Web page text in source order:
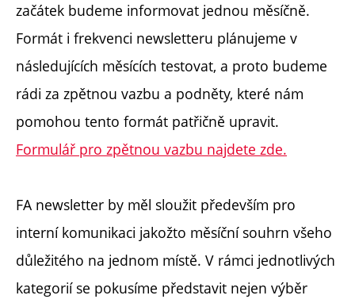
začátek budeme informovat jednou měsíčně.
Formát i frekvenci newsletteru plánujeme v
následujících měsících testovat, a proto budeme
rádi za zpětnou vazbu a podněty, které nám
pomohou tento formát patřičně upravit.
Formulář pro zpětnou vazbu najdete zde.
FA newsletter by měl sloužit především pro
interní komunikaci jakožto měsíční souhrn všeho
důležitého na jednom místě. V rámci jednotlivých
kategorií se pokusíme představit nejen výběr